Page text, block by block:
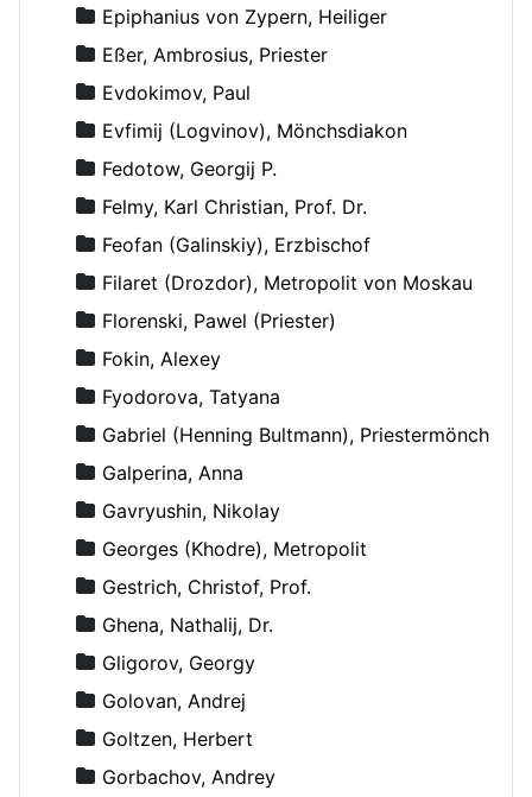
Epiphanius von Zypern, Heiliger
Eßer, Ambrosius, Priester
Evdokimov, Paul
Evfimij (Logvinov), Mönchsdiakon
Fedotow, Georgij P.
Felmy, Karl Christian, Prof. Dr.
Feofan (Galinskiy), Erzbischof
Filaret (Drozdor), Metropolit von Moskau
Florenski, Pawel (Priester)
Fokin, Alexey
Fyodorova, Tatyana
Gabriel (Henning Bultmann), Priestermönch
Galperina, Anna
Gavryushin, Nikolay
Georges (Khodre), Metropolit
Gestrich, Christof, Prof.
Ghena, Nathalij, Dr.
Gligorov, Georgy
Golovan, Andrej
Goltzen, Herbert
Gorbachov, Andrey